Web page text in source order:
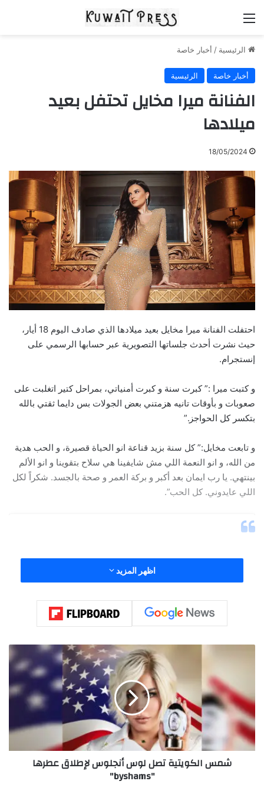
الرئيسية / أخبار خاصة
أخبار خاصة الرئيسية
الفنانة ميرا مخايل تحتفل بعيد
ميلادها
18/05/2024
احتفلت الفنانة ميرا مخايل بعيد ميلادها الذي صادف اليوم 18 أيار،
حيث نشرت أحدث جلساتها التصويرية عبر حسابها الرسمي على
إنستجرام.
و كتبت ميرا :” كبرت سنة و كبرت أمنياتي، بمراحل كتير اتغلبت على
صعوبات و بأوقات تانيه هزمتني بعض الجولات بس دايما ثقتي بالله
بتكسر كل الحواجز.”
و تابعت مخايل:” كل سنة بزيد قناعة انو الحياة قصيرة، و الحب هدية
من الله، و انو النعمة اللي مش شايفينا هي سلاح بتقوينا و انو الألم
بينتهي. يا رب ايمان بعد أكبر و بركة العمر و صحة بالجسد. شكراً لكل
اللي عايدوني. كل الحب”.
View this post on Instagram
اظهر المزيد
ل
ك
و
ت
شمس الكويتية تصل لوس أنجلوس لإطلاق عطرها
"byshams"